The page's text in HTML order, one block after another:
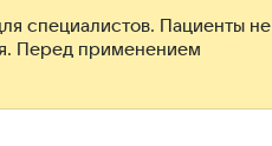
специалистов. Пациенты не
Перед применением